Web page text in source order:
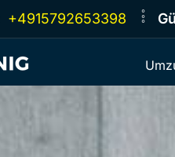
+4915792653398